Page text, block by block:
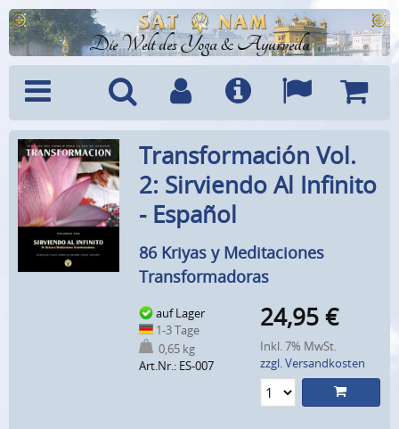
Die Welt des Yoga & Ayurveda
Menü SucheBenutzerkonto
Info Sprachen
Transformación Vol.
2: Sirviendo Al Infinito
- Español
86 Kriyas y Meditaciones
Transformadoras
auf Lager
1-3 Tage
0,65 kg
Art.Nr.: ES-007
24,95 €
Inkl. 7% MwSt.
zzgl. Versandkosten